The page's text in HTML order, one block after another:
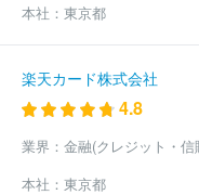
本社： 東京都
楽天カード株式会社
4.8
業界： 金融(クレジット・信
本社： 東京都